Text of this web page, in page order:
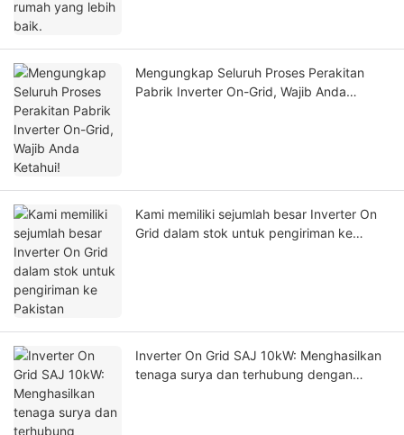
Mengungkap Seluruh Proses Perakitan
Pabrik Inverter On-Grid, Wajib Anda
Kami memiliki sejumlah besar Inverter On
Grid dalam stok untuk pengiriman ke
Inverter On Grid SAJ 10kW: Menghasilkan
tenaga surya dan terhubung dengan